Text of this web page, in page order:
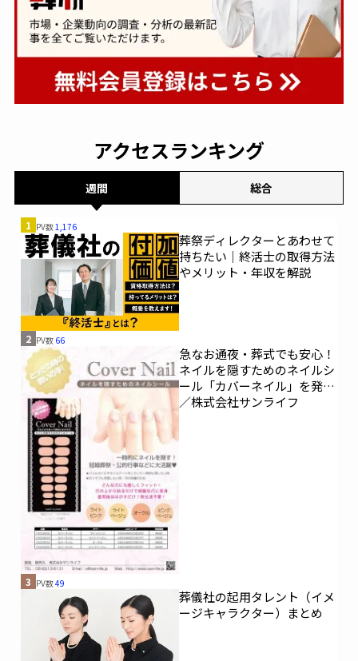
アクセスランキング
週間 総合
1 PV数1,176
葬祭ディレクターとあわせて
持ちたい｜終活士の取得方法
やメリット・年収を解説
2 PV数 66
急なお通夜・葬式でも安心！
ネイルを隠すためのネイルシ
ール「カバーネイル」を発売
／株式会社サンライフ
3 PV数49
葬儀社の起用タレント（イメ
ージキャラクター）まとめ